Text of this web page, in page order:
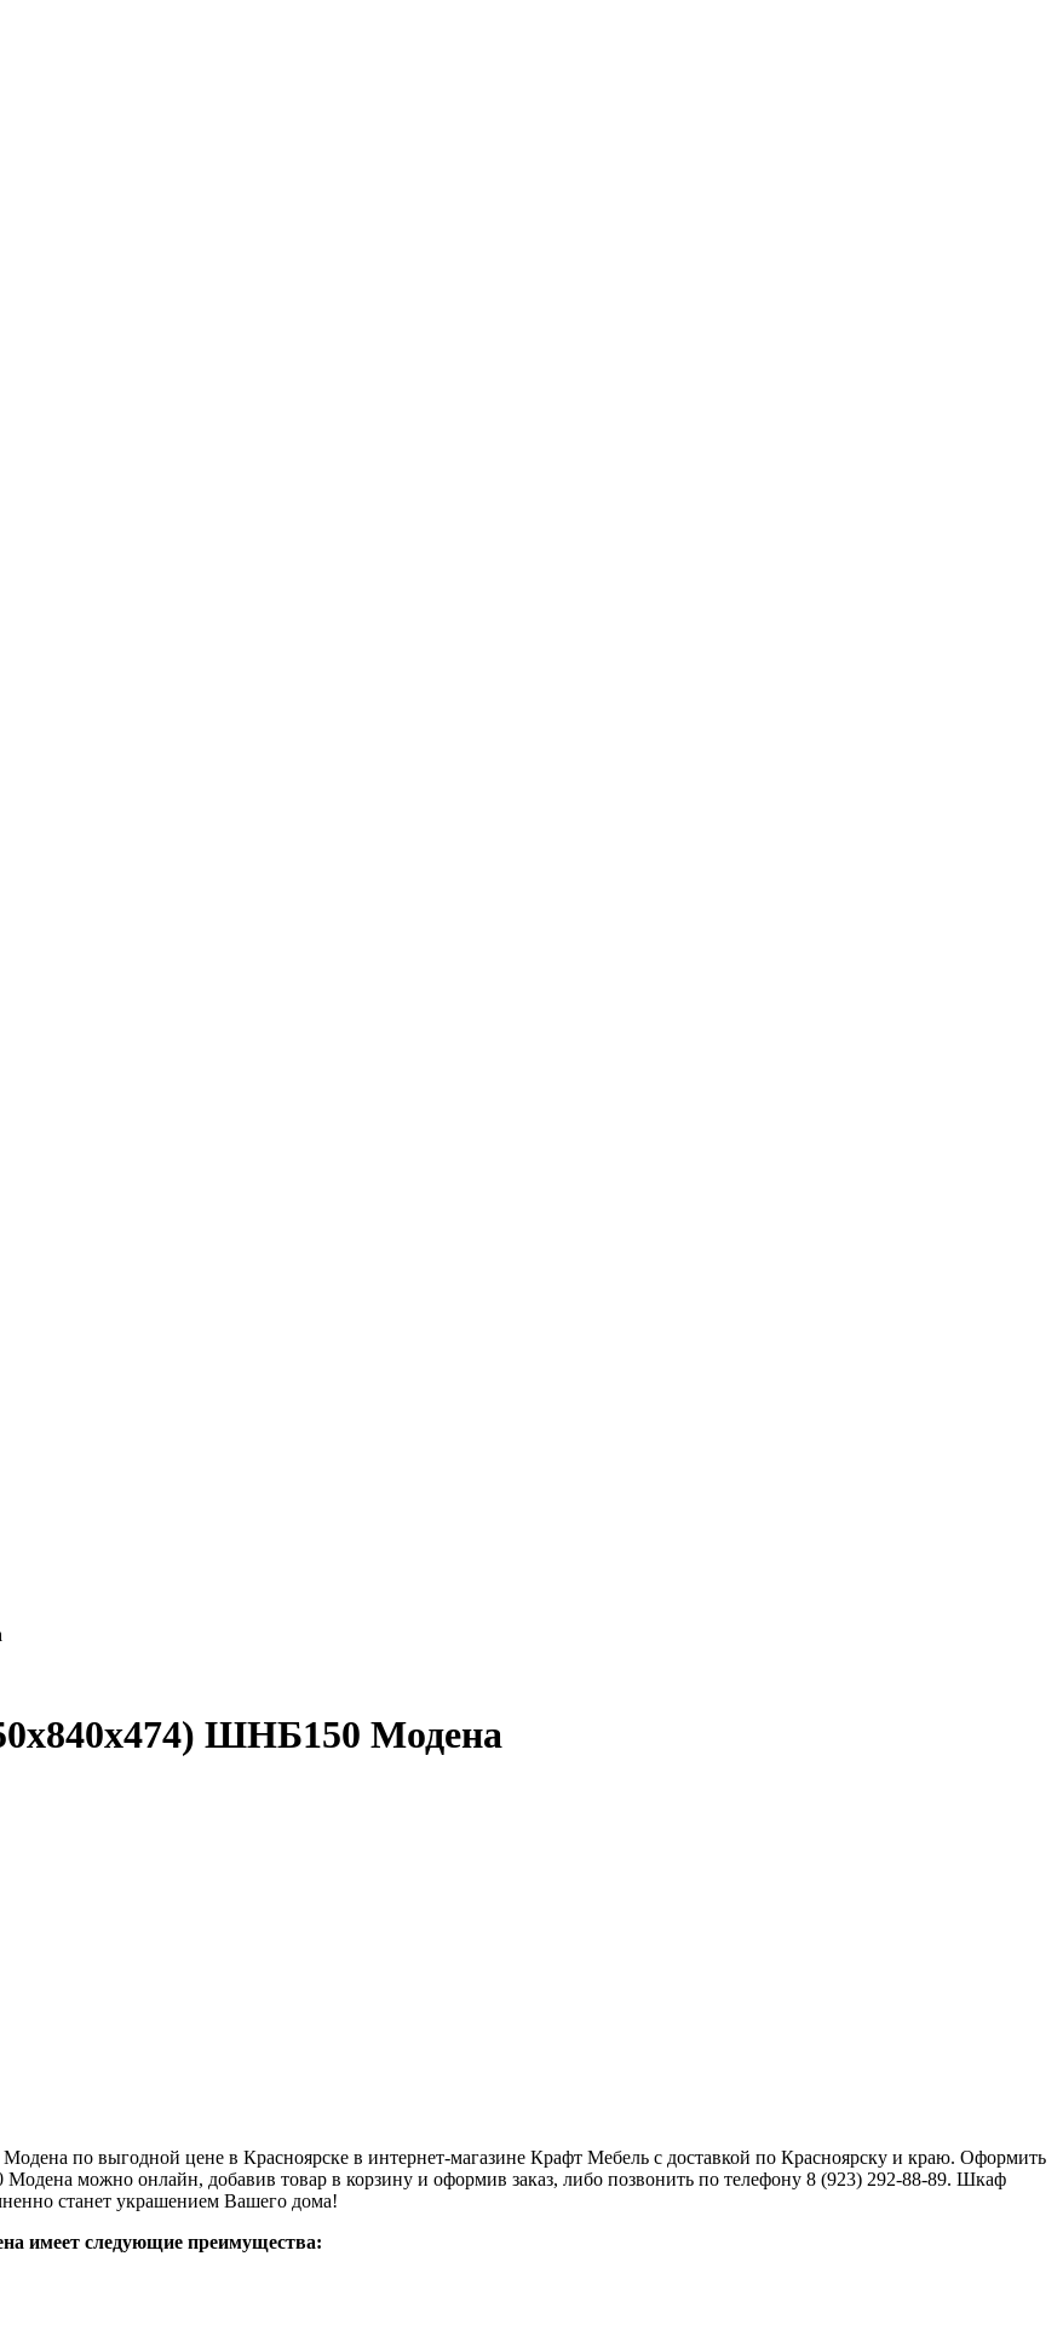
ШНБ150 Модена
по выгодной цене в Красноярске в интернет-магазине Крафт Мебель с доставкой по Красноярску и краю. Оформить
можно онлайн, добавив товар в корзину и оформив заказ, либо позвонить по телефону 8 (923) 292-88-89. Шкаф
станет украшением Вашего дома!
имеет следующие преимущества: